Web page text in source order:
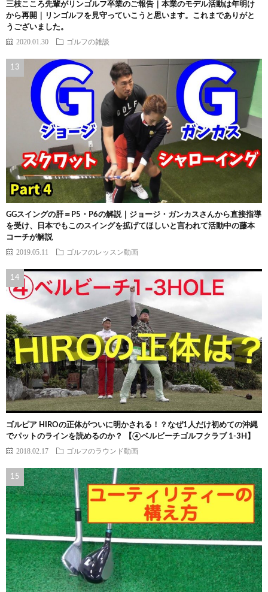
三枝こころ先輩がリンゴルフ卒業のご報告｜本業のモデル活動は年明け
から再開｜リンゴルフを見守っていこうと思います。これまでありがと
うございました。
2020.01.30 ゴルフの雑談
GGスイングの肝＝P5・P6の解説｜ジョージ・ガンカスさんから直接指導
を受け、日本でもこのスイングを拡げてほしいと言われて活動中の藤本
コーチが解説
2019.05.11 ゴルフのレッスン動画
ゴルピア HIROの正体がついに明かされる！？なぜ1人だけ初めての沖縄
でパットのラインを読めるのか？ 【④ベルビーチゴルフクラブ 1-3H】
2018.02.17 ゴルフのラウンド動画